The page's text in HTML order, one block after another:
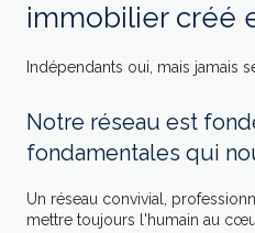
immobilier créé
Indépendants oui, mais jamais
Notre réseau est
fondamentales qui
Un réseau convivial,
mettre toujours l'humain au